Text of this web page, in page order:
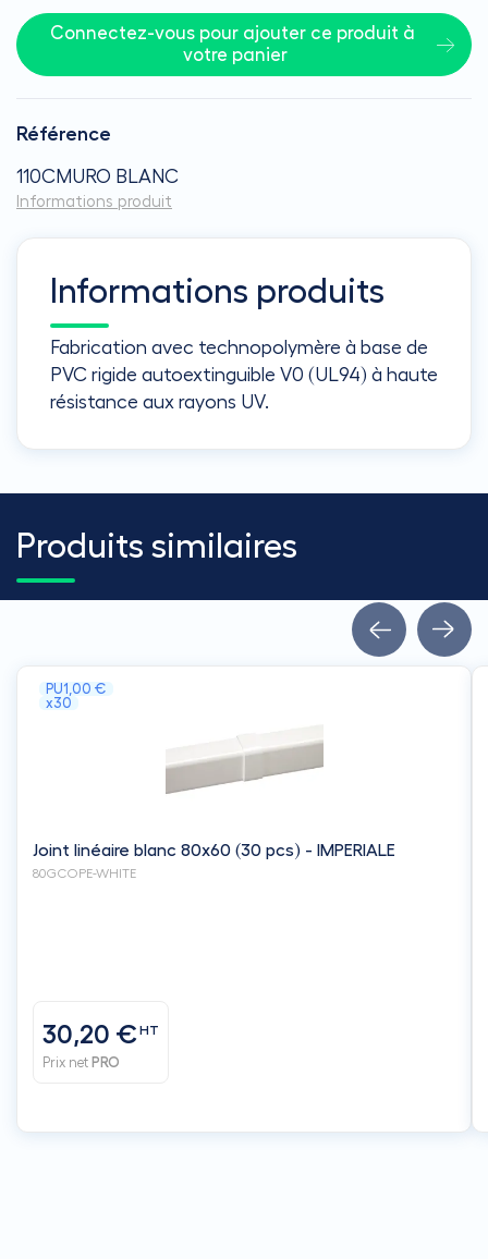
Connectez-vous pour ajouter ce produit à
votre panier
Référence
110CMURO BLANC
Informations produit
Informations produits
Fabrication avec technopolymère à base de
PVC rigide autoextinguible V0 (UL94) à haute
résistance aux rayons UV.
Produits similaires
PU1,00 €
x30
Joint linéaire blanc 80x60 (30 pcs) - IMPERIALE
80GCOPE-WHITE
30,20 €HT
Prix net PRO